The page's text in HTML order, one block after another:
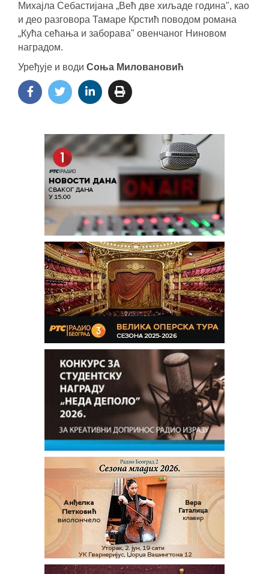
Михајла Себастијана „Већ две хиљаде година", као
и део разговора Тамаре Крстић поводом романа
„Кућа сећања и заборава" овенчаног Ниновом
наградом.
Уређује и води Соња Миловановић